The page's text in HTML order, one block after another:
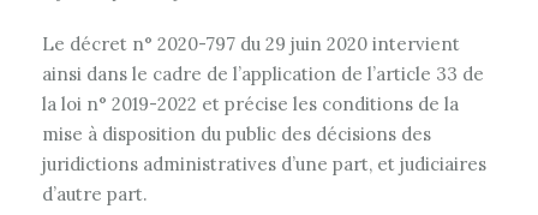
Le décret n° 2020-797 du 29 juin 2020 intervient
ainsi dans le cadre de l’application de l’article 33 de
la loi n° 2019-2022 et précise les conditions de la
mise à disposition du public des décisions des
juridictions administratives d’une part, et judiciaires
d’autre part.